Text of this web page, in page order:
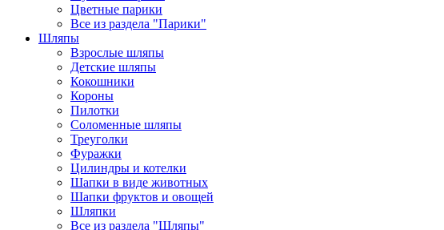
Цветные парики
Все из раздела "Парики"
Шляпы
Взрослые шляпы
Детские шляпы
Кокошники
Короны
Пилотки
Соломенные шляпы
Треуголки
Фуражки
Цилиндры и котелки
Шапки в виде животных
Шапки фруктов и овощей
Шляпки
Все из раздела "Шляпы"